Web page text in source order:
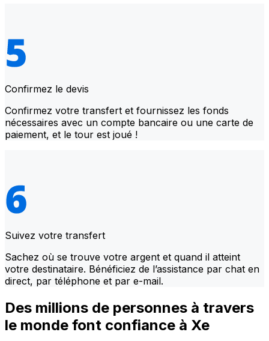
Confirmez le devis
Confirmez votre transfert et fournissez les fonds
nécessaires avec un compte bancaire ou une carte de
paiement, et le tour est joué !
Suivez votre transfert
Sachez où se trouve votre argent et quand il atteint
votre destinataire. Bénéficiez de l’assistance par chat en
direct, par téléphone et par e-mail.
Des millions de personnes à travers
le monde font confiance à Xe